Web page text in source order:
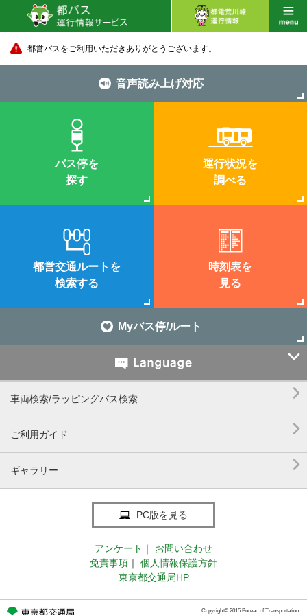
都営バスをご利用いただきありがとうございます。
音声読み上げ対応
バス停を
探す
運行状況を
調べる
都営交通ルートを
検索する
時刻表を
見る
Myバス停/ルート

車両検索/ラッピングバス検索 
ご利用ガイド 
ギャラリー 
PC版を見る
アンケート ｜
お問い合わせ
免責事項 ｜
個人情報保護方針
東京都交通局HP
Copyright© 2015 Bureau of Transportation.